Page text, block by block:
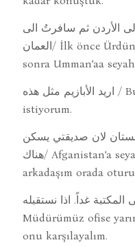
الأردن ثم سافرتُ الى
العمان/ İlk önce Ürdün’e seyahat ettim
sonra Umman’aa
اريد الأبازيم مثل هذه / Bunun gibi tokalar
istiyorum.
لان صديقتي يسكن
هناك/ Afganistan’a seyahat ettim çünkü
arkadaşım orada
غداً. اذا نستقبله /
Müdürümüz ofise
onu karşılayalım.